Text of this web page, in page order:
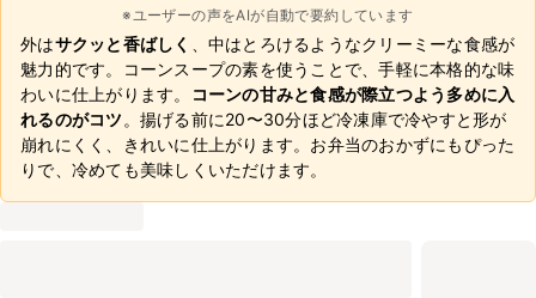
※ユーザーの声をAIが自動で要約しています
外はサクッと香ばしく
、中はとろけるようなクリーミーな食感が
魅力的です。コーンスープの素を使うことで、手軽に本格的な味
わいに仕上がります。
コーンの甘みと食感が際立つよう多めに入
れるのがコツ 。揚げる前に20〜30分ほど冷凍庫で冷やすと形が
崩れにくく、きれいに仕上がります。お弁当のおかずにもぴった
りで、冷めても美味しくいただけます。